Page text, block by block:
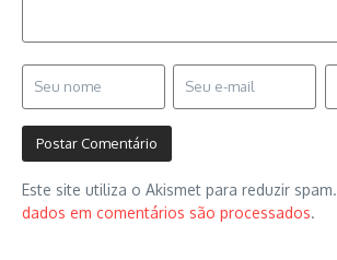
Este site utiliza o Akismet para reduzir spam.
dados em comentários são processados.